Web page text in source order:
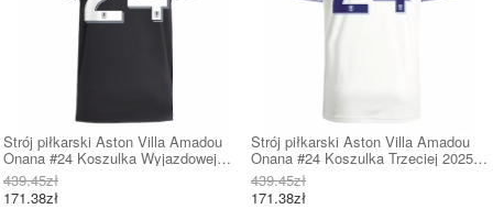
Strój piłkarski Aston Villa Amadou
Onana #24 Koszulka Wyjazdowej
2025-26 Krótki Rękaw
439.45zł
171.38zł
Strój piłkarski Aston Villa Amadou
Onana #24 Koszulka Trzeciej 2025-
26 Krótki Rękaw
439.45zł
171.38zł